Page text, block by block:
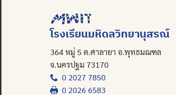
โรงเรียนมหิดลวิทยานุสรณ์
364 หมู่ 5 ต.ศาลายา อ.พุทธมณฑล
จ.นครปฐม 73170
0 2027 7850
0 2026 6583